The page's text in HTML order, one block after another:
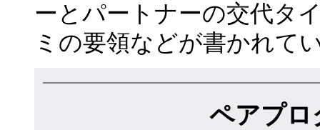
ーとパートナーの交代タ
ミの要領などが書かれて
ペアプロ